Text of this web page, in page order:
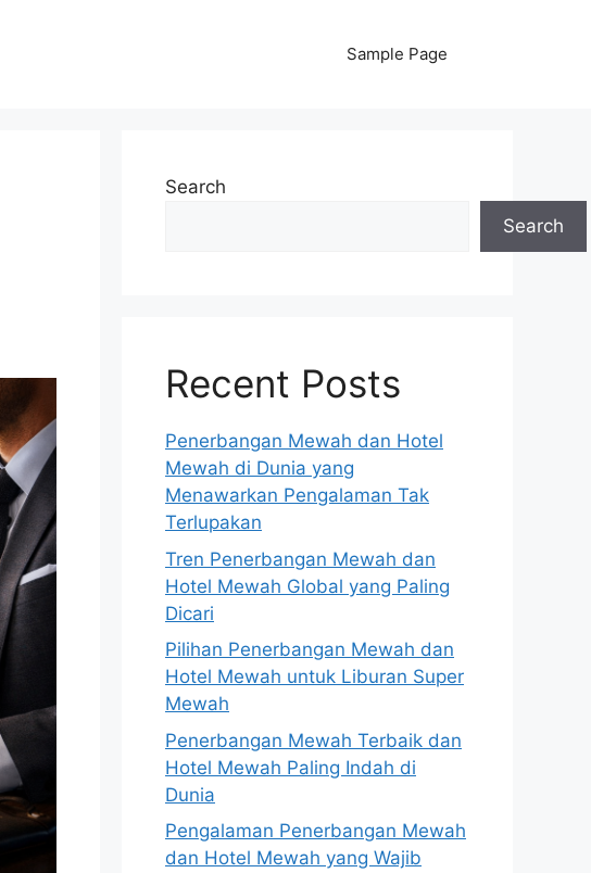
Sample Page
Search
Search
Recent Posts
Penerbangan Mewah dan Hotel
Mewah di Dunia yang
Menawarkan Pengalaman Tak
Terlupakan
Tren Penerbangan Mewah dan
Hotel Mewah Global yang Paling
Dicari
Pilihan Penerbangan Mewah dan
Hotel Mewah untuk Liburan Super
Mewah
Penerbangan Mewah Terbaik dan
Hotel Mewah Paling Indah di
Dunia
Pengalaman Penerbangan Mewah
dan Hotel Mewah yang Wajib